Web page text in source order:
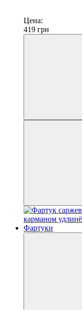
Цена:
419 грн